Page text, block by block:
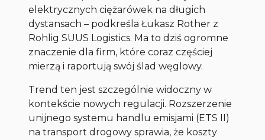
elektrycznych ciężarówek na długich
dystansach – podkreśla Łukasz Rother z
Rohlig SUUS Logistics. Ma to dziś ogromne
znaczenie dla firm, które coraz częściej
mierzą i raportują swój ślad węglowy.
Trend ten jest szczególnie widoczny w
kontekście nowych regulacji. Rozszerzenie
unijnego systemu handlu emisjami (ETS II)
na transport drogowy sprawia, że koszty